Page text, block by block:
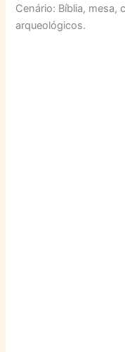
Cenário: Bíblia, mesa,
arqueológicos.